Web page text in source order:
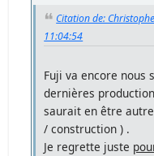
Citation de:
11:04:54
Fuji va encore nous
dernières
saurait en être
/ construction ) .
Je regrette juste